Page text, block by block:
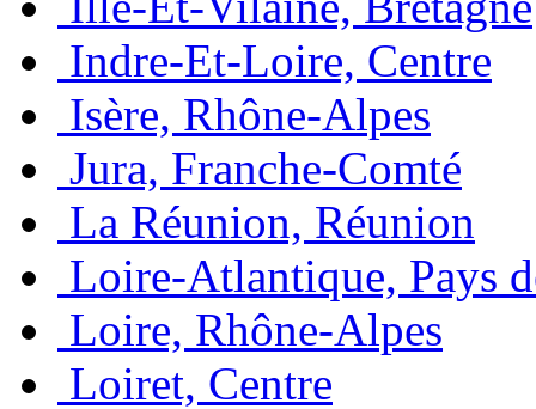
Indre-Et-Loire, Centre
Isère, Rhône-Alpes
Jura, Franche-Comté
La Réunion, Réunion
Loire-Atlantique, Pays
Loire, Rhône-Alpes
Loiret, Centre